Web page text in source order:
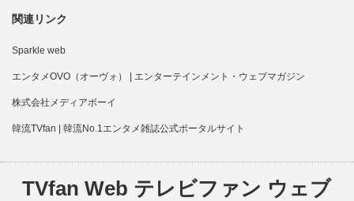
関連リンク
Sparkle web
エンタメOVO（オーヴォ） | エンターテインメント・ウェブマガジン
株式会社メディアボーイ
韓流TVfan | 韓流No.1エンタメ雑誌公式ポータルサイト
TVfan Web テレビファン ウェブ